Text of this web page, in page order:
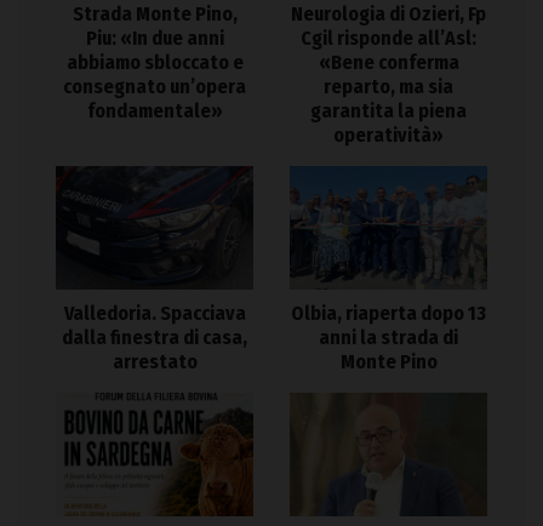
Strada Monte Pino,
Piu: «In due anni
abbiamo sbloccato e
consegnato un’opera
fondamentale»
Neurologia di Ozieri, Fp
Cgil risponde all’Asl:
«Bene conferma
reparto, ma sia
garantita la piena
operatività»
Valledoria. Spacciava
dalla finestra di casa,
arrestato
Olbia, riaperta dopo 13
anni la strada di
Monte Pino